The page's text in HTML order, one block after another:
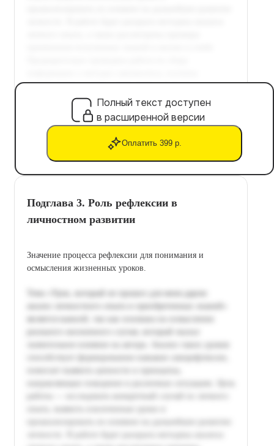
Полный текст доступен
в расширенной версии
Оплатить 399 р.
Подглава 3. Роль рефлексии в
личностном развитии
Значение процесса рефлексии для понимания и
осмысления жизненных уроков.